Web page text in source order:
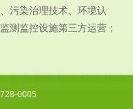
污染治理技术、环境认
测监控设施第三方运营；
0005